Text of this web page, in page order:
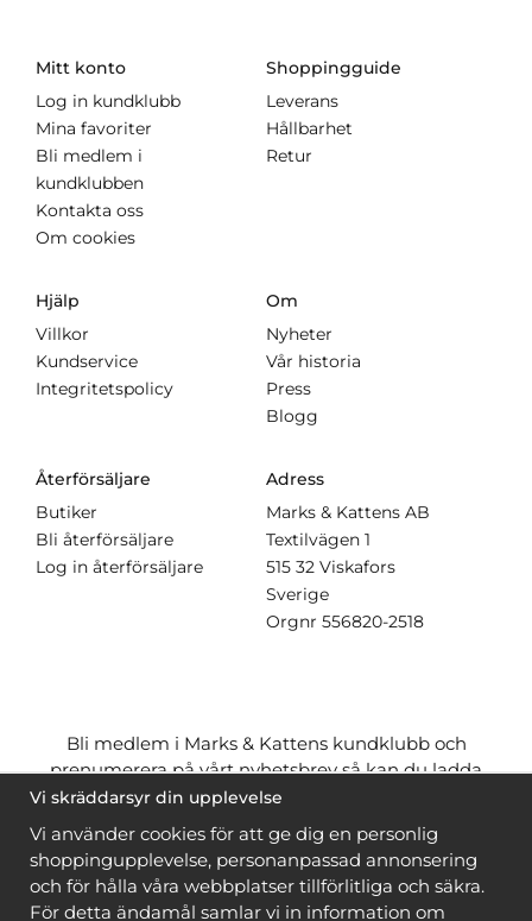
Mitt konto
Log in kundklubb
Mina favoriter
Bli medlem i
kundklubben
Kontakta oss
Om cookies
Shoppingguide
Leverans
Hållbarhet
Retur
Hjälp
Villkor
Kundservice
Integritetspolicy
Om
Nyheter
Vår historia
Press
Blogg
Återförsäljare
Butiker
Bli återförsäljare
Log in återförsäljare
Adress
Marks & Kattens AB
Textilvägen 1
515 32 Viskafors
Sverige
Orgnr 556820-2518
Bli medlem i Marks & Kattens kundklubb och
prenumerera på vårt nyhetsbrev så kan du ladda
ner många mönstergratisoch få många
när du handlar garn till mönstret. Du ser vilka som
är
gratis när du är inloggad
Bli medlem
Vi skräddarsyr din upplevelse
Vi använder cookies för att ge dig en personlig
shoppingupplevelse, personanpassad annonsering
och för hålla våra webbplatser tillförlitliga och säkra.
För detta ändamål samlar vi in information om